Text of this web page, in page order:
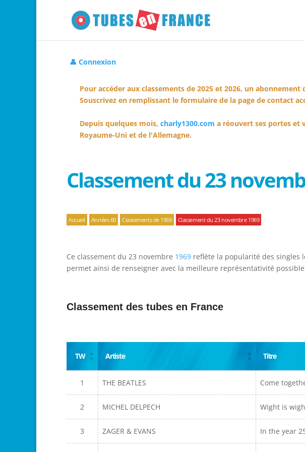
👤 Connexion
Pour accéder aux classements de 2025 et 2026, un abonnement
Souscrivez en remplissant le formulaire de la page de contact
Depuis quelques mois, charly1300.com a réouvert ses portes et
Royaume-Uni et de l'Allemagne.
Classement du 23
Accueil Années 60 Classements de 1969 Classement du 23 novembre 1969
Ce classement du 23 novembre 1969 reflète la popularité des singles
permet ainsi de renseigner avec la meilleure représentativité
Classement des tubes en France
TW Artiste Titre
1 THE BEATLES Come
2 MICHEL DELPECH Wight is
3 ZAGER & EVANS In the year